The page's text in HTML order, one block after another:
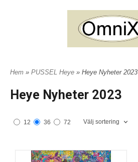
Hem » PUSSEL Heye » Heye Nyheter 2023
Heye Nyheter 2023
12 36 72 Välj sortering